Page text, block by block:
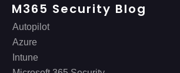
M365 Security Blog
Autopilot
Azure
Intune